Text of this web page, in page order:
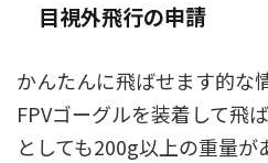
目視外飛行の申請
かんたんに飛ばせます的な
FPVゴーグルを装着して飛
としても200g以上の重量